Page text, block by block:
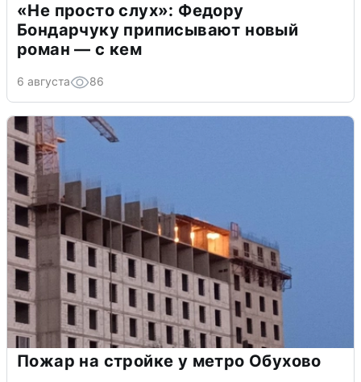
«Не просто слух»: Федору
Бондарчуку приписывают новый
роман — с кем
6 августа 86
Пожар на стройке у метро Обухово